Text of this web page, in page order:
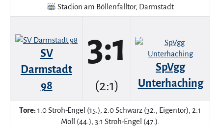
Stadion am Böllenfalltor, Darmstadt
SV
Darmstadt
98
3:1
(2:1)
SpVgg
Unterhaching
Tore: 1:0 Stroh-Engel (15.), 2:0 Schwarz (32., Eigentor), 2:1
Moll (44.), 3:1 Stroh-Engel (47.).